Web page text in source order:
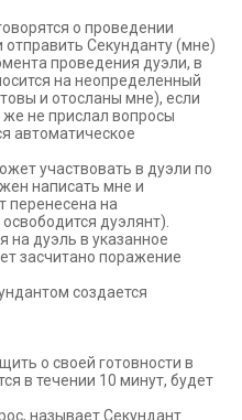
о проведении
Секунданту (мне)
проведения дуэли, в
на неопределенный
и отосланы мне), если
не прислал вопросы
автоматическое
участвовать в дуэли по
написать мне и
перенесена на
дуэлянт).
на дуэль в указанное
засчитано поражение
создается
о своей готовности в
в течении 10 минут, будет
называет Секундант.